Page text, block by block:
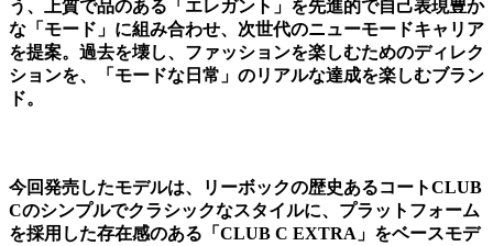
う、上質で品のある「エレガント」を先進的で自己表現豊か
な「モード」に組み合わせ、次世代のニューモードキャリア
を提案。過去を壊し、ファッションを楽しむためのディレク
ションを、「モードな日常」のリアルな達成を楽しむブラン
ド。
今回発売したモデルは、リーボックの歴史あるコートCLUB
Cのシンプルでクラシックなスタイルに、プラットフォーム
を採用した存在感のある「CLUB C EXTRA」をベースモデ